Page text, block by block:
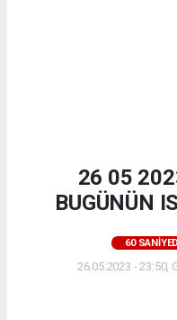
26 05
BUGÜNÜN
60
26.05.2023 - 23:50,